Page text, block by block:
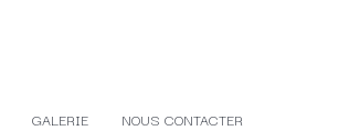
GALERIE NOUS CONTACTER